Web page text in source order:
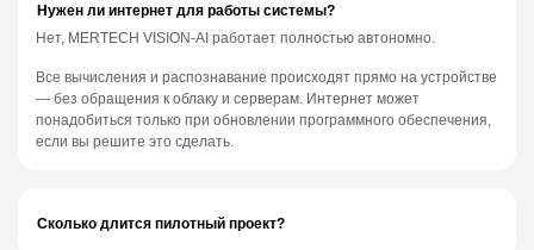
Нужен ли интернет для работы системы?
Нет, MERTECH VISION-AI работает полностью автономно.
Все вычисления и распознавание происходят прямо на устройстве
— без обращения к облаку и серверам. Интернет может
понадобиться только при обновлении программного обеспечения,
если вы решите это сделать.
Сколько длится пилотный проект?